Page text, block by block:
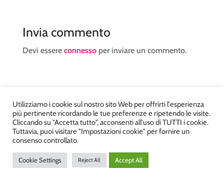
Invia commento
Devi essere connessoper inviare un commento.
Atelier Kyriad da Mary – via Carducci, 12 – Chiavenna –
Sondrio P.Iva 00812910149 – Tel. 0343 36560 – Sito
Utilizziamo i cookie sul nostro sito Web per offrirti l'esperienza
più pertinente ricordando le tue preferenze e ripetendo le visite.
Cliccando su "Accetta tutto", acconsenti all'uso di TUTTI i cookie.
Tuttavia, puoi visitare "Impostazioni cookie" per fornire un
consenso controllato.
Cookie Settings Reject All Accept All